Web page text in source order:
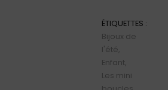
ÉTIQUETTES :
Bijoux de
l'été
Enfant
Les mini